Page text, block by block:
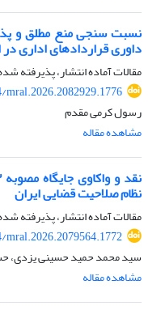
نسبت سنجی منع مطلق و
داوری قراردادهای اداری در
مقالات آماده انتشار، پذیرفته
mral.2026.2082929.1776
رسول کرمی مقدم
مشاهده مقاله
نظام صلاحیت قضایی ایران
مقالات آماده انتشار، پذیرفته
mral.2026.2079564.1772
سید محمد حمید حسینی یزدی،
مشاهده مقاله